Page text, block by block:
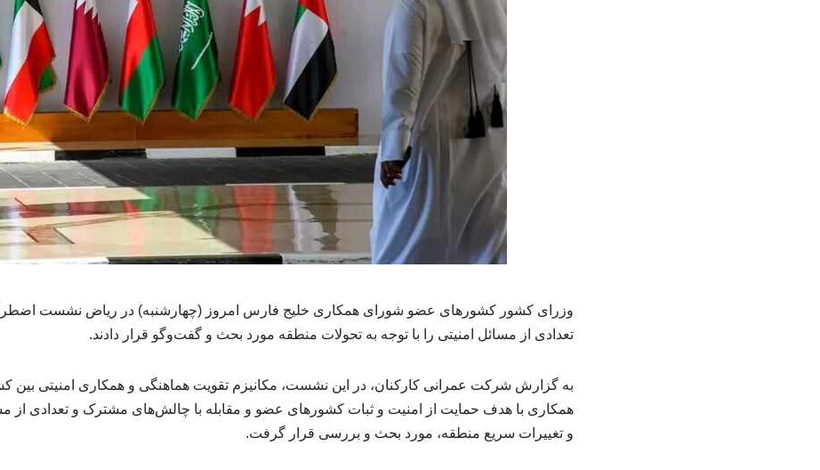
وزرای کشور کشورهای عضو شورای همکاری خلیج فارس امروز (چهارشنبه) در ریاض نشست
تعدادی از مسائل امنیتی را با توجه به تحولات منطقه مورد بحث و گفت‌وگو قرار دادند.
به گزارش شرکت عمرانی کارکنان، در این نشست، مکانیزم تقویت هماهنگی و همکاری امنیتی
همکاری با هدف حمایت از امنیت و ثبات کشورهای عضو و مقابله با چالش‌های مشترک و تعدادی از
و تغییرات سریع منطقه، مورد بحث و بررسی قرار گرفت.